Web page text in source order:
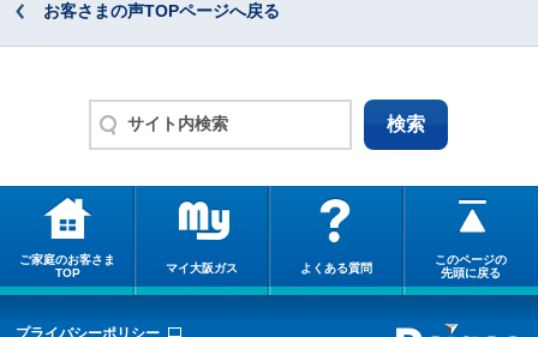
お客さまの声TOPページへ戻る
ご家庭のお客さま
TOP
マイ大阪ガス よくある質問
このページの
先頭に戻る
プライバシーポリシー